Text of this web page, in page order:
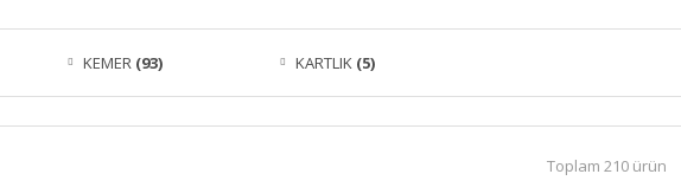
KEMER (93) KARTLIK (5)
Toplam 210 ürün